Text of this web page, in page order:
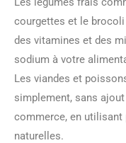
courgettes et le
des vitamines et des
sodium à votre
Les viandes et
simplement, sans
commerce, en utilisant
naturelles.